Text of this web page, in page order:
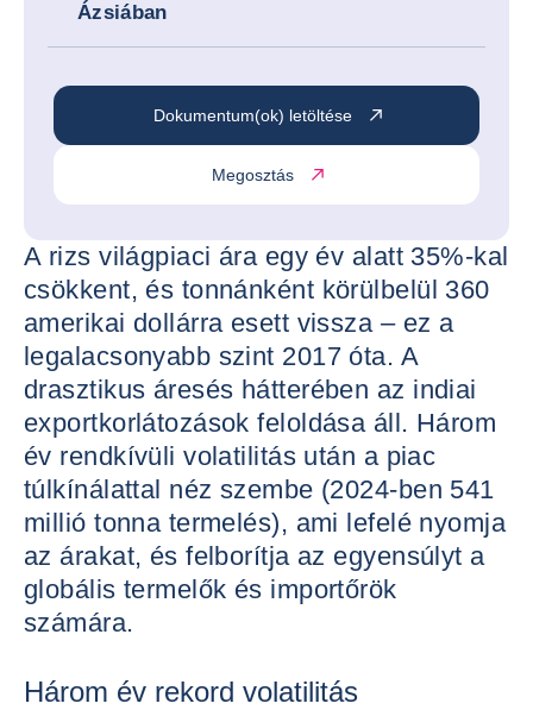
Ázsiában
Dokumentum(ok) letöltése
Megosztás
A rizs világpiaci ára egy év alatt 35%-kal
csökkent, és tonnánként körülbelül 360
amerikai dollárra esett vissza – ez a
legalacsonyabb szint 2017 óta. A
drasztikus áresés hátterében az indiai
exportkorlátozások feloldása áll. Három
év rendkívüli volatilitás után a piac
túlkínálattal néz szembe (2024-ben 541
millió tonna termelés), ami lefelé nyomja
az árakat, és felborítja az egyensúlyt a
globális termelők és importőrök
számára.
Három év rekord volatilitás